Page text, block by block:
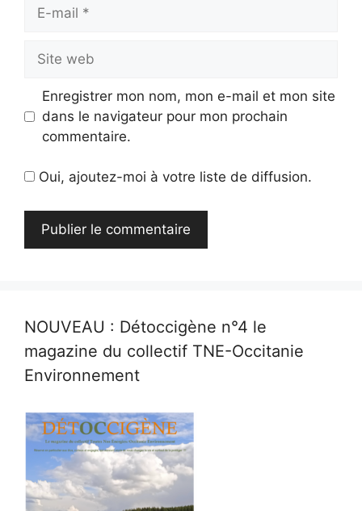
mail
web
Enregistrer mon nom, mon e-mail et mon site
dans le navigateur pour mon prochain
commentaire.
Oui, ajoutez-moi à votre liste de diffusion.
NOUVEAU : Détoccigène n°4 le
magazine du collectif TNE-Occitanie
Environnement